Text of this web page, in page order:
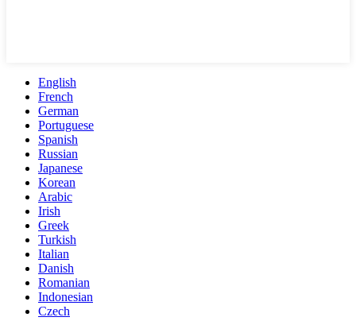
English
French
German
Portuguese
Spanish
Russian
Japanese
Korean
Arabic
Irish
Greek
Turkish
Italian
Danish
Romanian
Indonesian
Czech